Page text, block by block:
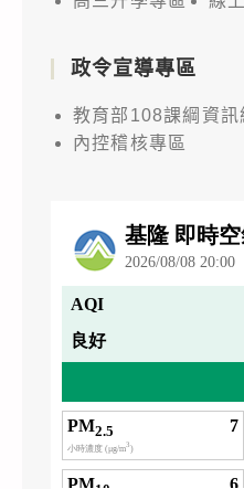
政令宣導專區
教育部108課綱資訊
內控稽核專區